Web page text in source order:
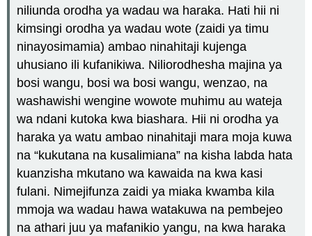
niliunda orodha ya wadau wa haraka. Hati hii ni
kimsingi orodha ya wadau wote (zaidi ya timu
ninayosimamia) ambao ninahitaji kujenga
uhusiano ili kufanikiwa. Niliorodhesha majina ya
bosi wangu, bosi wa bosi wangu, wenzao, na
washawishi wengine wowote muhimu au wateja
wa ndani kutoka kwa biashara. Hii ni orodha ya
haraka ya watu ambao ninahitaji mara moja kuwa
na “kukutana na kusalimiana” na kisha labda hata
kuanzisha mkutano wa kawaida na kwa kasi
fulani. Nimejifunza zaidi ya miaka kwamba kila
mmoja wa wadau hawa watakuwa na pembejeo
na athari juu ya mafanikio yangu, na kwa haraka